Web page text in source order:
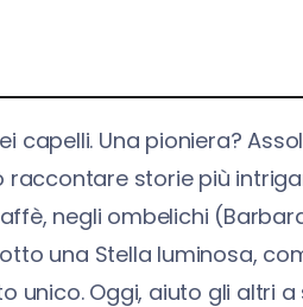
capelli. Una pioniera?
storie più
negli ombelichi
una Stella luminosa,
Oggi, aiuto gli altri a